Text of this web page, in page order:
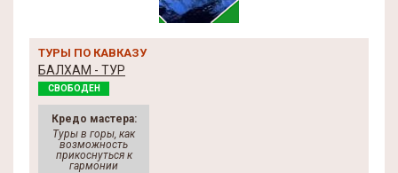
ТУРЫ ПО КАВКАЗУ
БАЛХАМ - ТУР
СВОБОДЕН
Кредо мастера:
Туры в горы, как
возможность
прикоснуться к
гармонии